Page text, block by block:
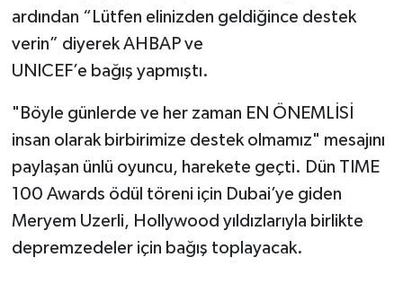
ardından “Lütfen elinizden geldiğince destek
verin” diyerek AHBAP ve
UNICEF’e bağış yapmıştı.
"Böyle günlerde ve her zaman EN ÖNEMLİSİ
insan olarak birbirimize destek olmamız" mesajını
paylaşan ünlü oyuncu, harekete geçti. Dün TIME
100 Awards ödül töreni için Dubai’ye giden
Meryem Uzerli, Hollywood yıldızlarıyla birlikte
depremzedeler için bağış toplayacak.